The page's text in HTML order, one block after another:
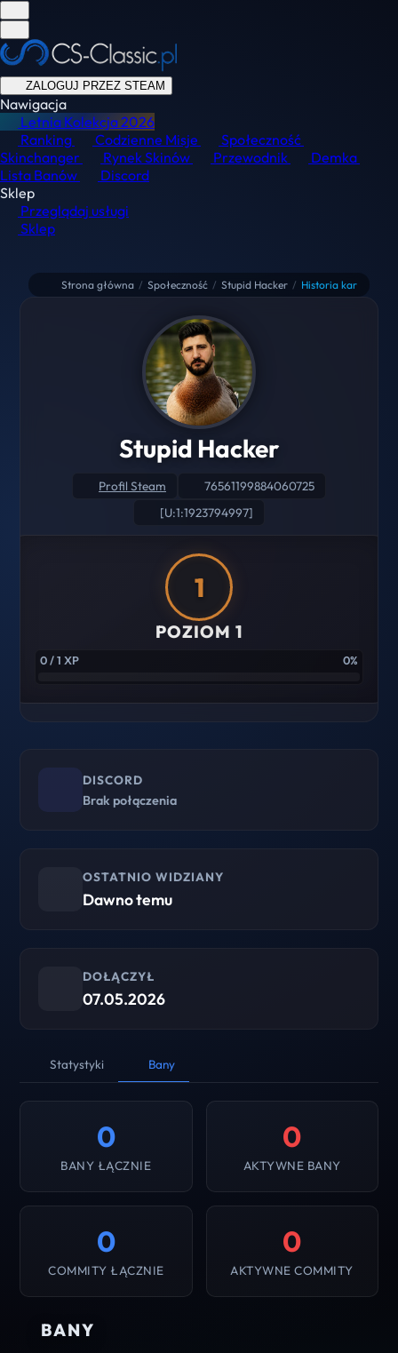
ZALOGUJ PRZEZ STEAM
Nawigacja
Letnia Kolekcja2026
Ranking
Codzienne Misje
Społeczność
Skinchanger
Rynek Skinów Przewodnik
Demka
Lista Banów
Discord
Sklep
Przeglądaj usługi
Sklep
Strona główna / Społeczność / Stupid Hacker / Historia kar
Stupid Hacker
Profil Steam
76561199884060725
[U:1:1923794997]
1
POZIOM 1
0 / 1 XP 0%
DISCORD
Brak połączenia
OSTATNIO WIDZIANY
Dawno temu
DOŁĄCZYŁ
07.05.2026
Statystyki Bany
0
BANY ŁĄCZNIE
0
AKTYWNE BANY
0
COMMITY ŁĄCZNIE
0
AKTYWNE COMMITY
BANY